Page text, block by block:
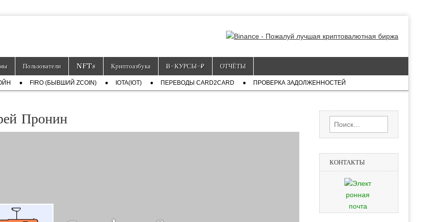
Пользователи NFTs Криптоазбука Ƀ-КУРСЫ-₽ ОТЧЁТЫ
FIRO (БЫВШИЙ ZCOIN) IOTA(IOT) ПЕРЕВОДЫ CARD2CARD ПРОВЕРКА ЗАДОЛЖЕННОСТЕЙ
Пронин Найти:
КОНТАКТЫ